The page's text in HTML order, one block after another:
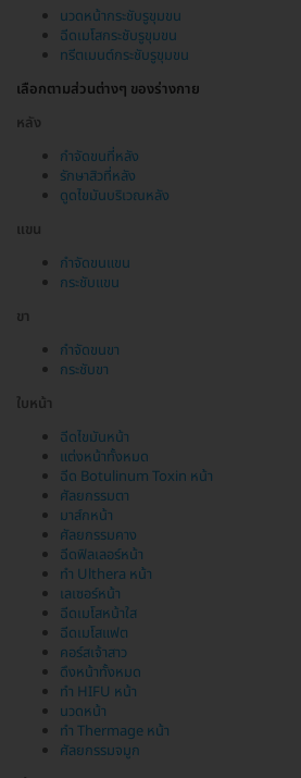
นวดหน้ากระชับรูขุมขน
ฉีดเมโสกระชับรูขุมขน
ทรีตเมนต์กระชับรูขุมขน
เลือกตามส่วนต่างๆ ของร่างกาย
หลัง
กำจัดขนที่หลัง
รักษาสิวที่หลัง
ดูดไขมันบริเวณหลัง
แขน
กำจัดขนแขน
กระชับแขน
ขา
กำจัดขนขา
กระชับขา
ใบหน้า
ฉีดไขมันหน้า
แต่งหน้าทั้งหมด
ฉีด Botulinum Toxin หน้า
ศัลยกรรมตา
มาส์กหน้า
ศัลยกรรมคาง
ฉีดฟิลเลอร์หน้า
ทำ Ulthera หน้า
เลเซอร์หน้า
ฉีดเมโสหน้าใส
ฉีดเมโสแฟต
คอร์สเจ้าสาว
ดึงหน้าทั้งหมด
ทำ HIFU หน้า
นวดหน้า
ทำ Thermage หน้า
ศัลยกรรมจมูก